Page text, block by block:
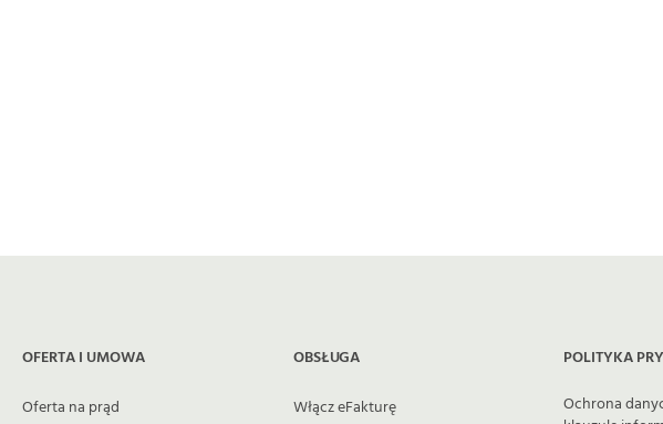
OFERTA I UMOWA
Oferta na prąd
OBSŁUGA
Włącz eFakturę
POLITYKA
Ochrona